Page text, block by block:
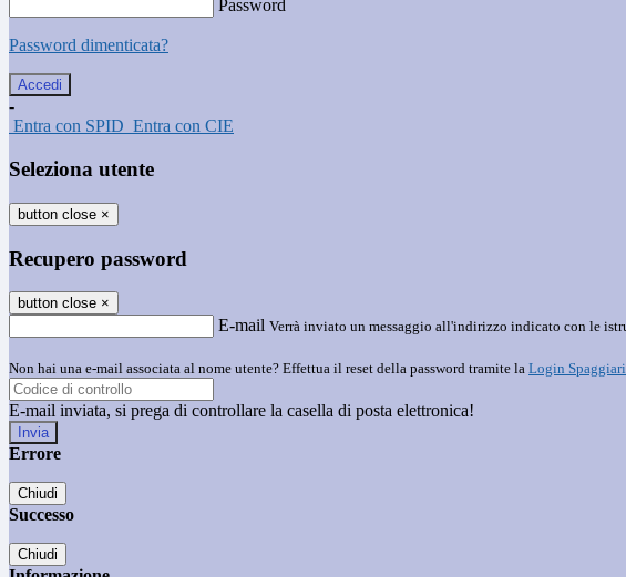
Password
Password dimenticata?
-
Entra con SPID Entra con CIE
Seleziona utente
button close ×
Recupero password
button close ×
E-mail Verrà inviato un messaggio all'indirizzo indicato con le
Non hai una e-mail associata al nome utente? Effettua il reset della password tramite la Login Spaggiari
E-mail inviata, si prega di controllare la casella di posta elettronica!
Errore
Chiudi
Successo
Chiudi